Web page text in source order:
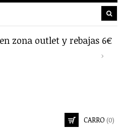
CARRO (0)
zona outlet y rebajas 6€
›